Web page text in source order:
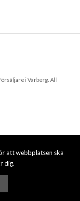
att webbplatsen ska
dig.
i Varberg. All